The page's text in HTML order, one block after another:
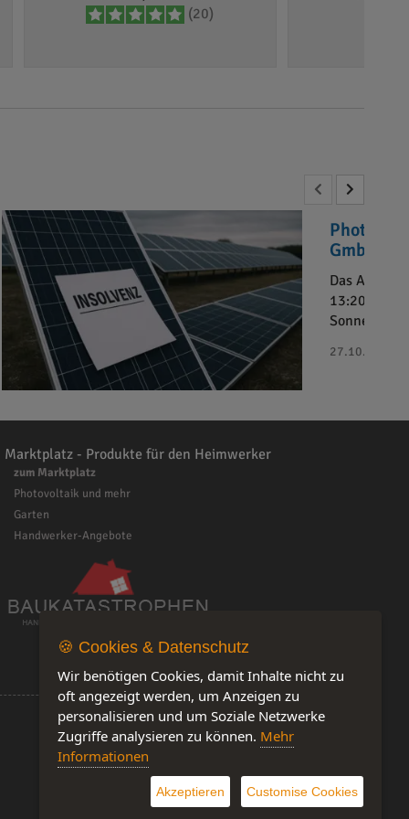
(20)
GmbH“
Das
13:20 Uhr
27.10.2025 -
Marktplatz - Produkte für den Heimwerker
zum Marktplatz
Photovoltaik und mehr
Garten
Handwerker-Angebote
🍪 Cookies & Datenschutz
Wir benötigen Cookies, damit Inhalte nicht zu
oft angezeigt werden, um Anzeigen zu
personalisieren und um Soziale Netzwerke
Zugriffe analysieren zu können. Mehr
Informationen
Akzeptieren Customise Cookies